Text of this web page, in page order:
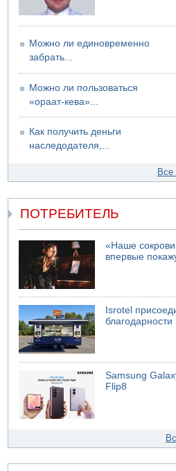
Можно ли единовременно
забрать...
Можно ли пользоваться
«ораат-кева»...
Как получить деньги
наследодателя,...
Все
ПОТРЕБИТЕЛЬ
«Наше
впервые
Isrotel
благодарности
Samsung
Flip8